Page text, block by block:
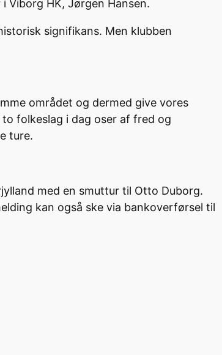
HK, Jørgen Hansen.
signifikans. Men klubben
området og dermed give vores
folkeslag i dag oser af fred og
ture.
med en smuttur til Otto Duborg.
kan også ske via bankoverførsel til